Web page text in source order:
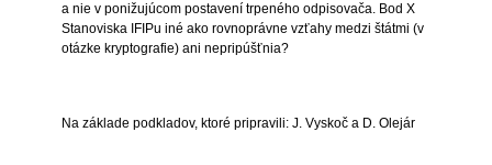
a nie v ponižujúcom postavení trpeného odpisovača. Bod X
Stanoviska IFIPu iné ako rovnoprávne vzťahy medzi štátmi (v
otázke kryptografie) ani nepripúšťnia?
Na základe podkladov, ktoré pripravili: J. Vyskoč a D. Olejár